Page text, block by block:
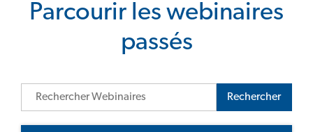
Parcourir les webinaires
passés
Rechercher